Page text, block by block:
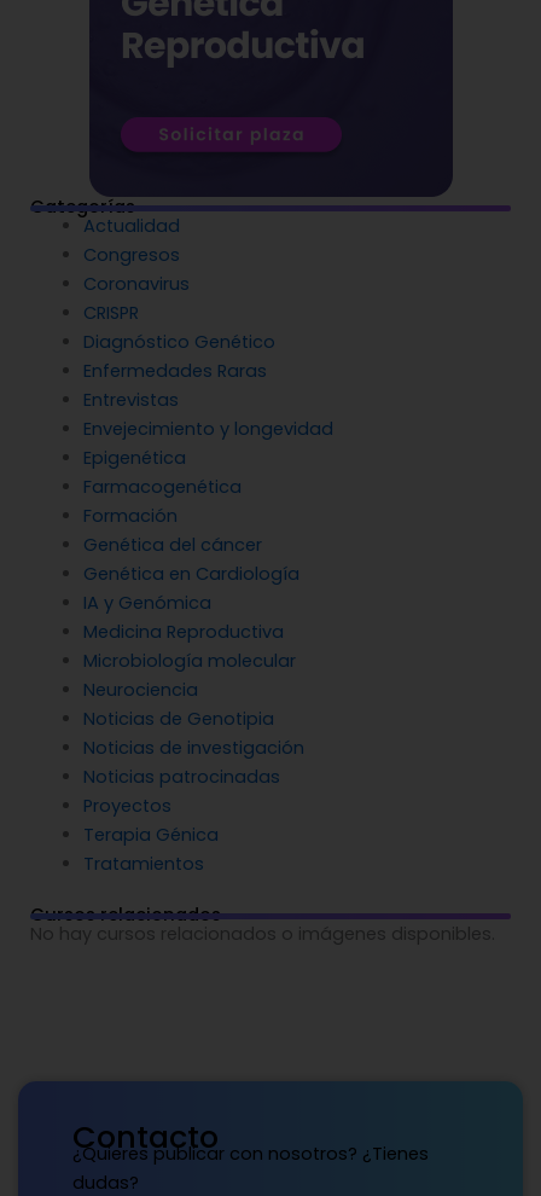
Categorías
Actualidad
Congresos
Coronavirus
CRISPR
Diagnóstico Genético
Enfermedades Raras
Entrevistas
Envejecimiento y longevidad
Epigenética
Farmacogenética
Formación
Genética del cáncer
Genética en Cardiología
IA y Genómica
Medicina Reproductiva
Microbiología molecular
Neurociencia
Noticias de Genotipia
Noticias de investigación
Noticias patrocinadas
Proyectos
Terapia Génica
Tratamientos
Cursos relacionados
No hay cursos relacionados o imágenes disponibles.
Contacto
¿Quieres publicar con nosotros? ¿Tienes
dudas?